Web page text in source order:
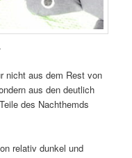
nicht aus dem Rest von
aus den deutlich
des Nachthemds
relativ dunkel und